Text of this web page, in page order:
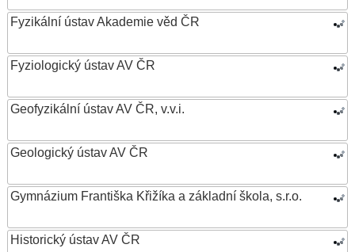
Fyzikální ústav Akademie věd ČR
Fyziologický ústav AV ČR
Geofyzikální ústav AV ČR, v.v.i.
Geologický ústav AV ČR
Gymnázium Františka Křižíka a základní škola, s.r.o.
Historický ústav AV ČR